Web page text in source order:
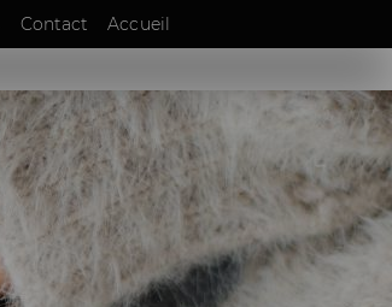
Contact Accueil